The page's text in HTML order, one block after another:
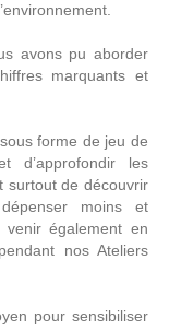
avons pu aborder
marquants et
forme de jeu de
d’approfondir les
surtout de découvrir
moins et
également en
nos Ateliers
pour sensibiliser